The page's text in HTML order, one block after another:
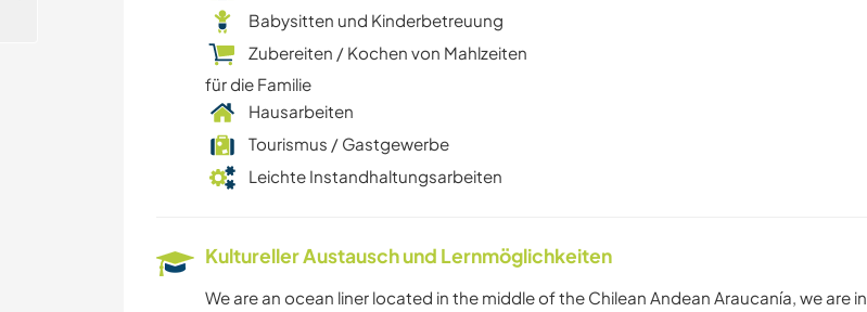
Babysitten und Kinderbetreuung
Zubereiten / Kochen von Mahlzeiten
für die Familie
Hausarbeiten
Tourismus / Gastgewerbe
Leichte Instandhaltungsarbeiten
Kultureller Austausch und Lernmöglichkeiten
We are an ocean liner located in the middle of the Chilean Andean Araucanía, we are in